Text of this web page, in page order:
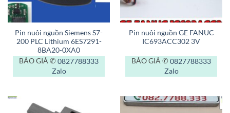
Pin nuôi nguồn Siemens S7-
200 PLC Lithium 6ES7291-
8BA20-0XA0
BÁO GIÁ ✆ 0827788333
Zalo
Pin nuôi nguồn GE FANUC
IC693ACC302 3V
BÁO GIÁ ✆ 0827788333
Zalo